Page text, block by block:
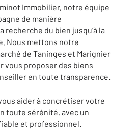
Immobilier, notre équipe
de manière
recherche du bien jusqu’à la
Nous mettons notre
de Taninges et Marignier
vous proposer des biens
en toute transparence.
aider à concrétiser votre
toute sérénité, avec un
et professionnel.